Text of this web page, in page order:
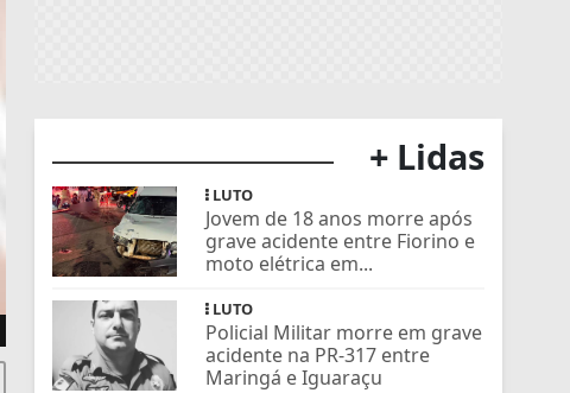
+ Lidas
LUTO
Jovem de 18 anos morre após
grave acidente entre Fiorino e
moto elétrica em...
LUTO
Policial Militar morre em grave
acidente na PR-317 entre
Maringá e Iguaraçu